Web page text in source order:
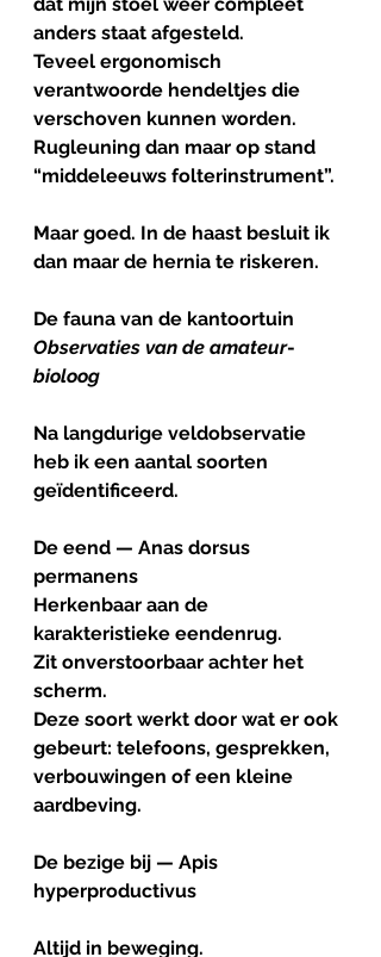
anders staat afgesteld.
Teveel ergonomisch
verantwoorde hendeltjes die
verschoven kunnen worden.
Rugleuning dan maar op stand
“middeleeuws folterinstrument”.
Maar goed. In de haast besluit ik
dan maar de hernia te riskeren.
De fauna van de kantoortuin
Observaties van de amateur-
bioloog
Na langdurige veldobservatie
heb ik een aantal soorten
geïdentificeerd.
De eend — Anas dorsus
permanens
Herkenbaar aan de
karakteristieke eendenrug.
Zit onverstoorbaar achter het
scherm.
Deze soort werkt door wat er ook
gebeurt: telefoons, gesprekken,
verbouwingen of een kleine
aardbeving.
De bezige bij — Apis
hyperproductivus
Altijd in beweging.